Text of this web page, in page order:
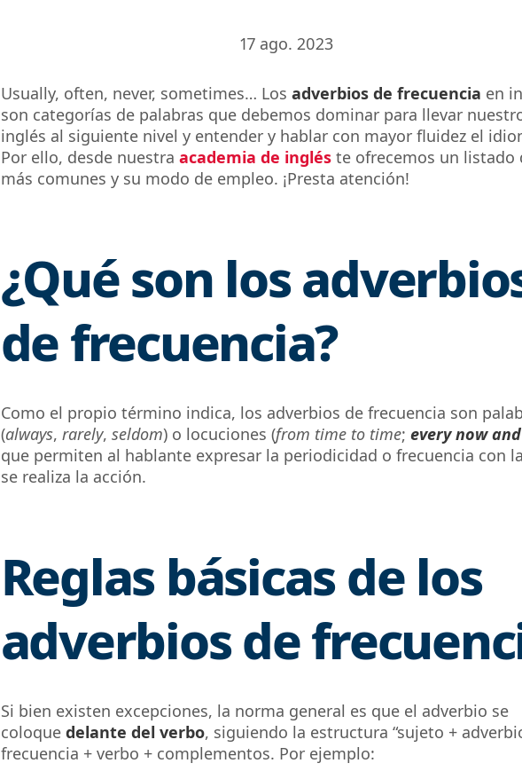
17 ago. 2023
Usually, often, never, sometimes… Los adverbios de frecuencia en
son categorías de palabras que debemos dominar para llevar
inglés al siguiente nivel y entender y hablar con mayor fluidez el
Por ello, desde nuestra academia de ingléste ofrecemos un listado
más comunes y su modo de empleo. ¡Presta atención!
¿Qué son los
de frecuencia?
Como el propio término indica, los adverbios de frecuencia son
(always, rarely, seldom) o locuciones (from time to time; every now
que permiten al hablante expresar la periodicidad o frecuencia con
se realiza la acción.
Reglas básicas de los
adverbios de
Si bien existen excepciones, la norma general es que el adverbio se
coloque delante del verbo, siguiendo la estructura “sujeto +
frecuencia + verbo + complementos. Por ejemplo: